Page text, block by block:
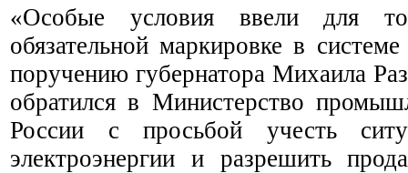
«Особые условия ввели для
обязательной маркировке в
поручению губернатора Михаила
обратился в Министерство
России с просьбой учесть
электроэнергии и разрешить